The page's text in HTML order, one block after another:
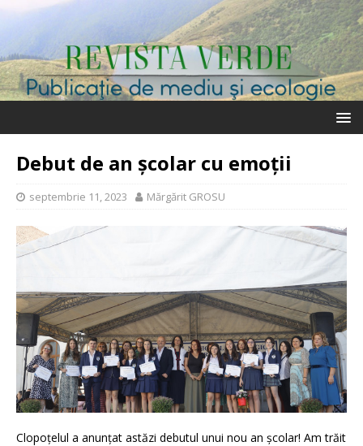
Debut de an școlar cu emoții
septembrie 11, 2023 Mărgărit GROSU
Clopoțelul a anunțat astăzi debutul unui nou an școlar! Am trăit